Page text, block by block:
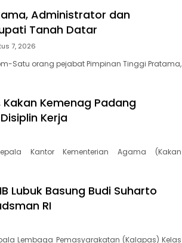
Administrator dan
Tanah Datar
7, 2026
Satu orang pejabat Pimpinan Tinggi Pratama,
Kakan Kemenag Padang
Kerja
Kantor Kementerian Agama (Kakan
Lubuk Basung Budi Suharto
RI
Lembaga Pemasyarakatan (Kalapas) Kelas